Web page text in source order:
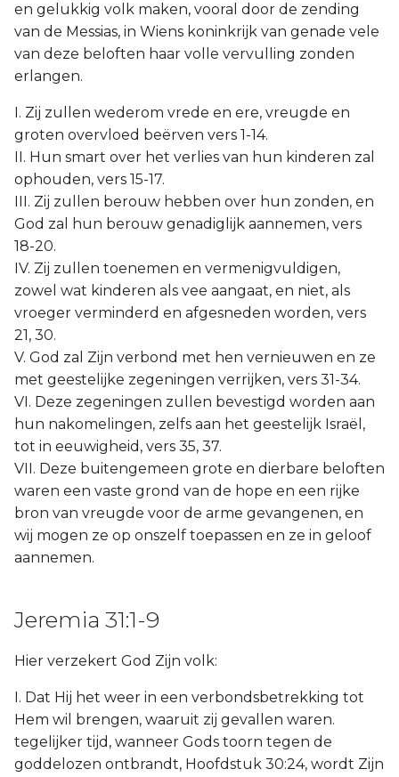
en gelukkig volk maken, vooral door de zending
van de Messias, in Wiens koninkrijk van genade vele
van deze beloften haar volle vervulling zonden
erlangen.
I. Zij zullen wederom vrede en ere, vreugde en
groten overvloed beërven vers 1-14.
II. Hun smart over het verlies van hun kinderen zal
ophouden, vers 15-17.
III. Zij zullen berouw hebben over hun zonden, en
God zal hun berouw genadiglijk aannemen, vers
18-20.
IV. Zij zullen toenemen en vermenigvuldigen,
zowel wat kinderen als vee aangaat, en niet, als
vroeger verminderd en afgesneden worden, vers
21, 30.
V. God zal Zijn verbond met hen vernieuwen en ze
met geestelijke zegeningen verrijken, vers 31-34.
VI. Deze zegeningen zullen bevestigd worden aan
hun nakomelingen, zelfs aan het geestelijk Israël,
tot in eeuwigheid, vers 35, 37.
VII. Deze buitengemeen grote en dierbare beloften
waren een vaste grond van de hope en een rijke
bron van vreugde voor de arme gevangenen, en
wij mogen ze op onszelf toepassen en ze in geloof
aannemen.
Jeremia 31:1-9
Hier verzekert God Zijn volk:
I. Dat Hij het weer in een verbondsbetrekking tot
Hem wil brengen, waaruit zij gevallen waren.
tegelijker tijd, wanneer Gods toorn tegen de
goddelozen ontbrandt, Hoofdstuk 30:24, wordt Zijn